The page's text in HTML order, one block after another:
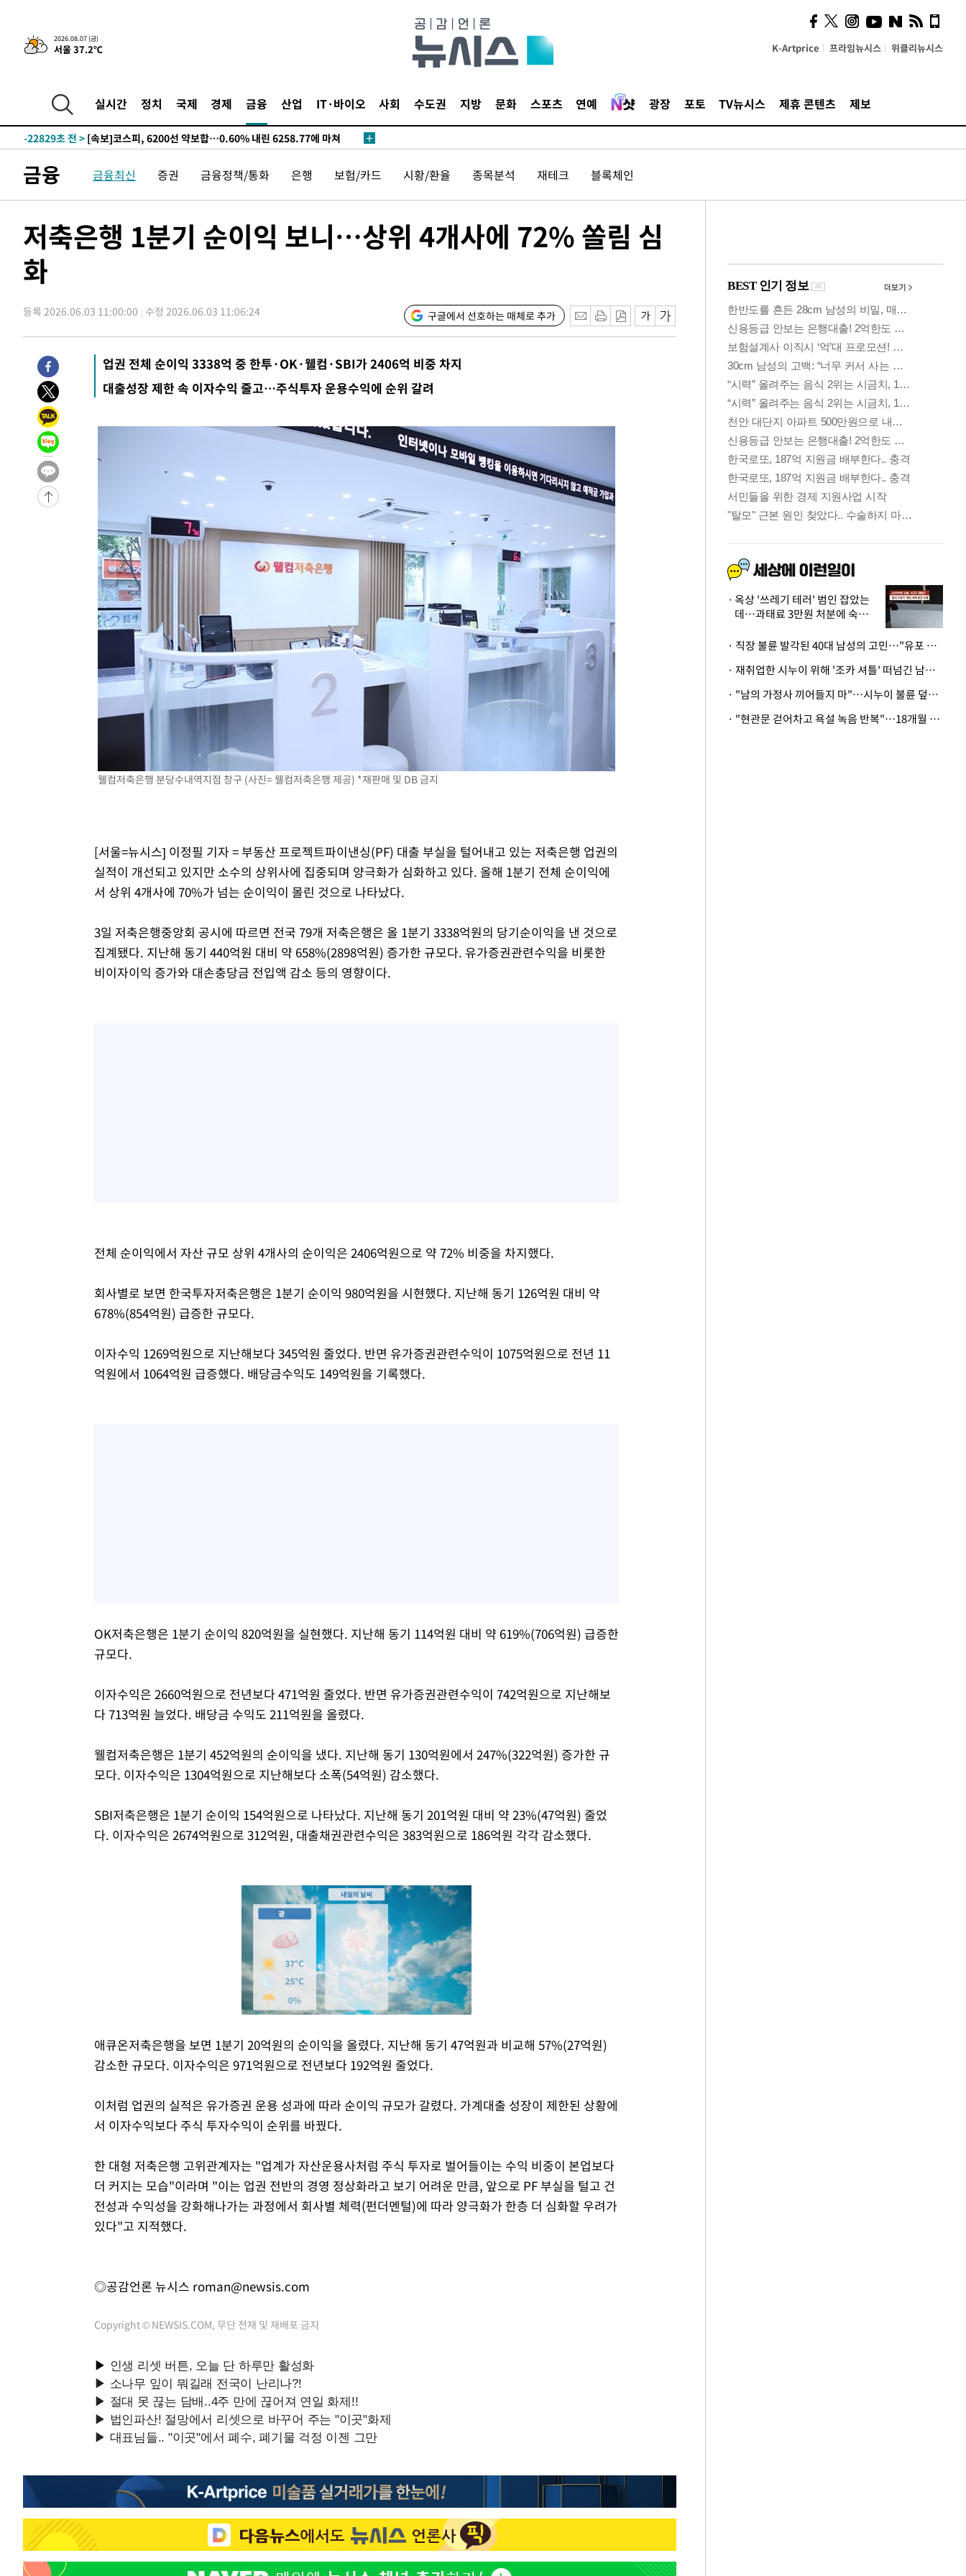
2026.08.07 (금)
서울 37.2℃ K-Artprice 프라임뉴시스 위클리뉴시스
실시간 정치 국제 경제 금융 산업 IT·바이오 사회 수도권 지방 문화 스포츠 연예 광장 포토 TV뉴시스 제휴 콘텐츠 제보
갈 수도
-28727초 전 >낮 최고 37도 찜통더위…곳곳 소나기·강원 많은 비[내일날씨]
-27033초 전 > SK하이닉스, 용인·청주 팹에 54조 투자…"AI 메모리 수요 선제 대
-23142초 전 >
외국인 심판 성 접대 7경기 들여다보니…한국 축구 '5승 2무'
-22876초 전 >
-22829초 전 > [속보]코스피, 6200선 약보합…0.60% 내린 6258.77에 마쳐
-22698초 전 >
[속보] 노원서 40.1도 관측…서울, 2018년 이후 첫 40도
-19788초 전 >[속보]종합특검, '계엄 수용공간 확보' 신용해 前교정본부장 기소
-18632초 전 >11시간 압수수색에 성접대 파문까지…'쑥대밭' 된 축구협회
-17654초 전 >
병태 후임
-14012초 전 >
-6497초 전 >[속보]'채상병 순직 책임' 임성근, 항소심도 징역 3년
-6363초 전 >[속보]종합특검, '관저이전 봐주기 감사' 유병호 구속기소
-2963초 전 >
민주 콩고 에볼라환자 4천명 돌파, 4053명 발생 1850명 사망
-30849초 전 >
"낮 기온 소폭 하락"…수도권 폭염중대경보, 폭염경보로 하향
-30813초 전 >
[속보]이 대통령, '호우피해' 안동·의성 관할 4개 면 특별재난지역
선포
-30776초 전 >
갈 수도
-28747초 전 >
낮 최고 37도 찜통더위…곳곳 소나기·강원 많은 비[내일날씨]
-27053초 전 >
SK하이닉스, 용인·청주 팹에 54조 투자…"AI 메모리 수요 선제 대
응"
-23909초 전 >
여자배구 이재영·이다영 자매, 아제르바이잔 투란VC 입단
-23162초 전 >
외국인 심판 성 접대 7경기 들여다보니…한국 축구 '5승 2무'
[속보]코스닥, 2.86포인트(0.36%) 내린 798.81마감
[속보]코스피, 6200선 약보합…0.60% 내린 6258.77에 마쳐
[속보]원·달러 환율, 7.7원 내린 1416.1원 마감
[속보] 노원서 40.1도 관측…서울, 2018년 이후 첫 40도
[속보]종합특검, '계엄 수용공간 확보' 신용해 前교정본부장 기소
외신들도 주목한 韓축구 파문…"국민적 공분에 수사 재개"
11시간 압수수색에 성접대 파문까지…'쑥대밭' 된 축구협회
[속보]규제합리화위원회 부위원장에 김태유 서울대 공대 교수…이
[속보]국힘 윤리위, '돌려차기 발언' 진종오·서범수 징계 절차 개시
[속보] 7월 중국 수출 23.9%↑ 수입 27.5%↑…무역총액 25.3%↑
[속보]'채상병 순직 책임' 임성근, 항소심도 징역 3년
민주 콩고 에볼라환자 4천명 돌파, 4053명 발생 1850명 사망
금융 금융최신 증권 금융정책/통화 은행 보험/카드 시황/환율 종목분석 재테크 블록체인
저축은행 1분기 순이익 보니…상위 4개사에 72% 쏠림 심
화
등록 2026.06.03 11:00:00 수정 2026.06.03 11:06:24 구글에서 선호하는 매체로 추가
업권 전체 순이익 3338억 중 한투·OK·웰컴·SBI가 2406억 비중 차지
대출성장 제한 속 이자수익 줄고…주식투자 운용수익에 순위 갈려
웰컴저축은행 분당수내역지점 창구 (사진= 웰컴저축은행 제공) *재판매 및 DB 금지
[서울=뉴시스] 이정필 기자 = 부동산 프로젝트파이낸싱(PF) 대출 부실을 털어내고 있는 저축은행 업권의
실적이 개선되고 있지만 소수의 상위사에 집중되며 양극화가 심화하고 있다. 올해 1분기 전체 순이익에
서 상위 4개사에 70%가 넘는 순이익이 몰린 것으로 나타났다.
3일 저축은행중앙회 공시에 따르면 전국 79개 저축은행은 올 1분기 3338억원의 당기순이익을 낸 것으로
집계됐다. 지난해 동기 440억원 대비 약 658%(2898억원) 증가한 규모다. 유가증권관련수익을 비롯한
비이자이익 증가와 대손충당금 전입액 감소 등의 영향이다.
전체 순이익에서 자산 규모 상위 4개사의 순이익은 2406억원으로 약 72% 비중을 차지했다.
회사별로 보면 한국투자저축은행은 1분기 순이익 980억원을 시현했다. 지난해 동기 126억원 대비 약
678%(854억원) 급증한 규모다.
이자수익 1269억원으로 지난해보다 345억원 줄었다. 반면 유가증권관련수익이 1075억원으로 전년 11
억원에서 1064억원 급증했다. 배당금수익도 149억원을 기록했다.
OK저축은행은 1분기 순이익 820억원을 실현했다. 지난해 동기 114억원 대비 약 619%(706억원) 급증한
규모다.
이자수익은 2660억원으로 전년보다 471억원 줄었다. 반면 유가증권관련수익이 742억원으로 지난해보
다 713억원 늘었다. 배당금 수익도 211억원을 올렸다.
웰컴저축은행은 1분기 452억원의 순이익을 냈다. 지난해 동기 130억원에서 247%(322억원) 증가한 규
모다. 이자수익은 1304억원으로 지난해보다 소폭(54억원) 감소했다.
SBI저축은행은 1분기 순이익 154억원으로 나타났다. 지난해 동기 201억원 대비 약 23%(47억원) 줄었
다. 이자수익은 2674억원으로 312억원, 대출채권관련수익은 383억원으로 186억원 각각 감소했다.
Mute
애큐온저축은행을 보면 1분기 20억원의 순이익을 올렸다. 지난해 동기 47억원과 비교해 57%(27억원)
감소한 규모다. 이자수익은 971억원으로 전년보다 192억원 줄었다.
이처럼 업권의 실적은 유가증권 운용 성과에 따라 순이익 규모가 갈렸다. 가계대출 성장이 제한된 상황에
서 이자수익보다 주식 투자수익이 순위를 바꿨다.
한 대형 저축은행 고위관계자는 "업계가 자산운용사처럼 주식 투자로 벌어들이는 수익 비중이 본업보다
더 커지는 모습"이라며 "이는 업권 전반의 경영 정상화라고 보기 어려운 만큼, 앞으로 PF 부실을 털고 건
전성과 수익성을 강화해나가는 과정에서 회사별 체력(펀더멘털)에 따라 양극화가 한층 더 심화할 우려가
있다"고 지적했다.
◎공감언론 뉴시스 roman@newsis.com
Copyright © NEWSIS.COM, 무단 전재 및 재배포 금지
시, 스마트폰 액세서리에
NFC 더했다
옥상 '쓰레기 테러' 범인 잡았는
데…과태료 3만원 처분에 숙박업
· 직장 불륜 발각된 40대 남성의 고민…"유포 동료 명예훼손·협박죄 고소 가능할까"
· 재취업한 시누이 위해 '조카 셔틀' 떠넘긴 남편…아내 "난 못한다"
· "남의 가정사 끼어들지 마"…시누이 불륜 덮으려는 남편에 억울한 아내
· "현관문 걷어차고 욕설 녹음 반복"…18개월 아기 키우는 집 뒤흔든 '앞집의 비극'